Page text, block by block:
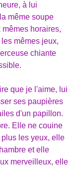
à lui
même soupe
horaires,
mêmes jeux,
chiante
que je l'aime, lui
ses paupières
d'un papillon.
Elle ne couine
les yeux, elle
et elle
merveilleux, elle